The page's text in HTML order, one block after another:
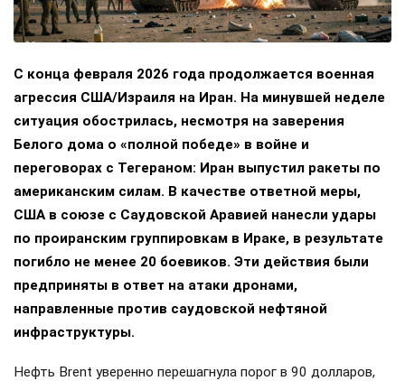
С конца февраля 2026 года продолжается военная
агрессия США/Израиля на Иран. На минувшей неделе
ситуация обострилась, несмотря на заверения
Белого дома о «полной победе» в войне и
переговорах с Тегераном: Иран выпустил ракеты по
американским силам. В качестве ответной меры,
США в союзе с Саудовской Аравией нанесли удары
по проиранским группировкам в Ираке, в результате
погибло не менее 20 боевиков. Эти действия были
предприняты в ответ на атаки дронами,
направленные против саудовской нефтяной
инфраструктуры.
Нефть Brent уверенно перешагнула порог в 90 долларов,